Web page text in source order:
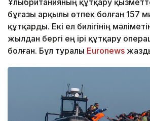
Ұлыбританияның құтқару
бұғазы арқылы өтпек болған 157
құтқарды. Екі ел билігінің
жылдан бергі ең ірі құтқару
болған. Бұл туралы Еuronews